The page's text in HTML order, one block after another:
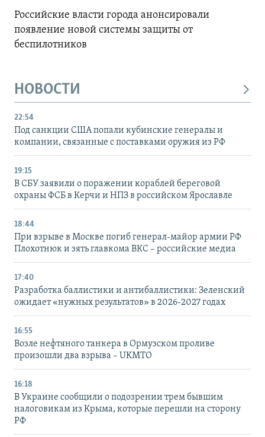
Российские власти города анонсировали
появление новой системы защиты от
беспилотников
НОВОСТИ
22:54
Под санкции США попали кубинские генералы и
компании, связанные с поставками оружия из РФ
19:15
В СБУ заявили о поражении кораблей береговой
охраны ФСБ в Керчи и НПЗ в российском Ярославле
18:44
При взрыве в Москве погиб генерал-майор армии РФ
Плохотнюк и зять главкома ВКС – российские медиа
17:40
Разработка баллистики и антибаллистики: Зеленский
ожидает «нужных результатов» в 2026-2027 годах
16:55
Возле нефтяного танкера в Ормузском проливе
произошли два взрыва – UKMTO
16:18
В Украине сообщили о подозрении трем бывшим
налоговикам из Крыма, которые перешли на сторону
РФ